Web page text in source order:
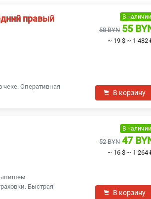
правый
чеке. Оперативная
В наличии
58 BYN 55
~ 19 $ ~ 1 482
В корзину
Быстрая
В наличии
52 BYN 47
~ 16 $ ~ 1 264
В корзину